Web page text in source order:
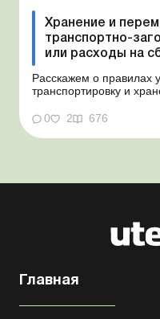
Хранение и
транспортно-
или расходы на
Расскажем о правилах
транспортировку и
нормативное
налоговые риски и
этом вопросе
0 2 676
Главная